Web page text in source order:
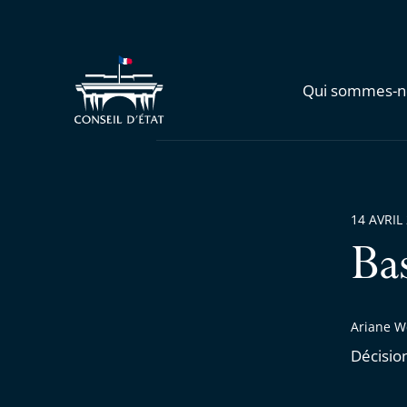
Qui sommes-
Ariane
14 AVRIL